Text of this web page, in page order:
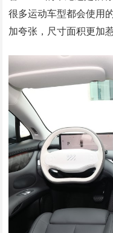
很多运动车型都会使用
加夸张，尺寸面积更加